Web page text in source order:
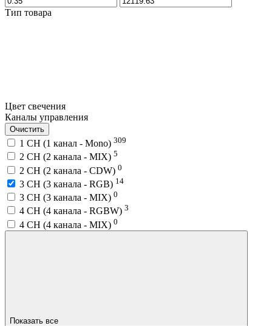
Тип товара
Цвет свечения
Каналы управления
Очистить
1 CH (1 канал - Mono) 309
2 CH (2 канала - MIX) 5
2 CH (2 канала - CDW) 0
3 CH (3 канала - RGB) 14
3 CH (3 канала - MIX) 0
4 CH (4 канала - RGBW) 3
4 CH (4 канала - MIX) 0
Показать все